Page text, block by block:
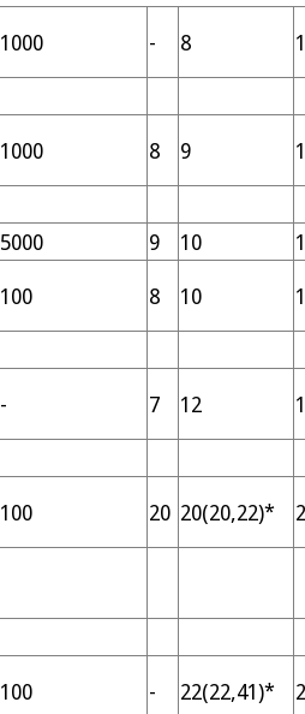
1000 - 8
1000 8 9
5000 9 10
100 8 10
- 7 12
100 20 20(20,22)*
100 - 22(22,41)*